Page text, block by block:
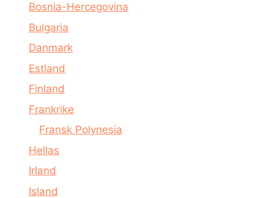
Bosnia-Hercegovina
Bulgaria
Danmark
Estland
Finland
Frankrike
Fransk Polynesia
Hellas
Irland
Island